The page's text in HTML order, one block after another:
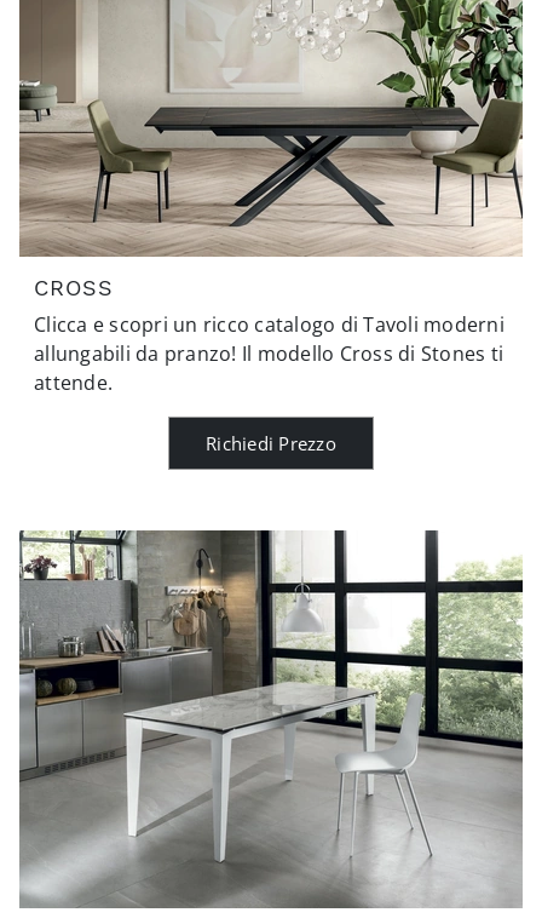
CROSS
Clicca e scopri un ricco catalogo di Tavoli moderni
allungabili da pranzo! Il modello Cross di Stones ti
attende.
Richiedi Prezzo